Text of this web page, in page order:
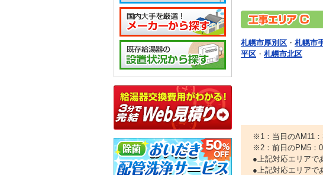
札幌市厚別区 ・ 札幌市
平区 ・ 札幌市北区
※1：当日のAM11：
※2：前日のPM5：
●上記対応エリアで
●上記対応エリアで